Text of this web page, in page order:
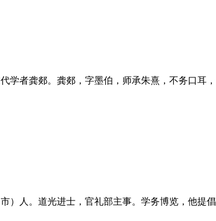
学者龚郯。龚郯，字墨伯，师承朱熹，不务口耳，
人。道光进士，官礼部主事。学务博览，他提